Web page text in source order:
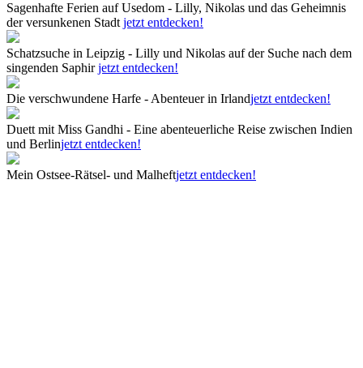
Sagenhafte Ferien auf Usedom - Lilly, Nikolas und das Geheimnis
der versunkenen Stadt jetzt entdecken!
Schatzsuche in Leipzig - Lilly und Nikolas auf der Suche nach dem
singenden Saphirjetzt entdecken!
Die verschwundene Harfe - Abenteuer in Irlandjetzt entdecken!
Duett mit Miss Gandhi - Eine abenteuerliche Reise zwischen Indien
und Berlinjetzt entdecken!
Mein Ostsee-Rätsel- und Malheftjetzt entdecken!